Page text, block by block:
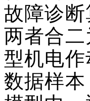
故障诊
两者合
型机电
数据样